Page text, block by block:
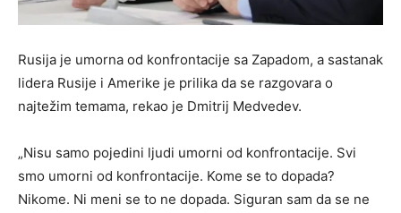
Rusija je umorna od konfrontacije sa Zapadom, a sastanak
lidera Rusije i Amerike je prilika da se razgovara o
najtežim temama, rekao je Dmitrij Medvedev.
„Nisu samo pojedini ljudi umorni od konfrontacije. Svi
smo umorni od konfrontacije. Kome se to dopada?
Nikome. Ni meni se to ne dopada. Siguran sam da se ne